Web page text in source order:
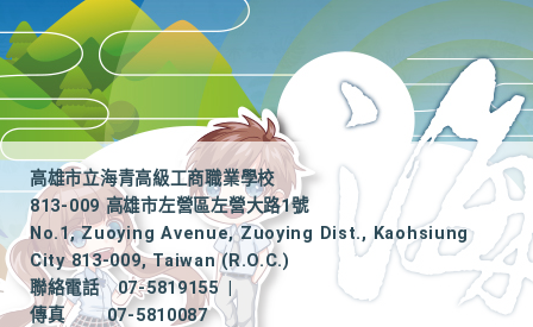
高雄市立海青高級工商職業學校
813-009 高雄市左營區左營大路1號
No.1, Zuoying Avenue, Zuoying Dist., Kaohsiung
City 813-009, Taiwan (R.O.C.)
聯絡電話
07-5819155
|
傳真
07-5810087